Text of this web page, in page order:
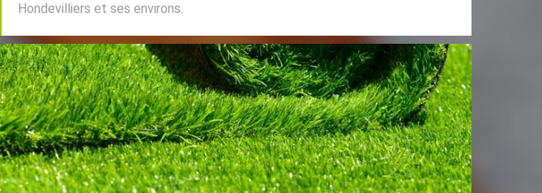
Hondevilliers et ses environs.